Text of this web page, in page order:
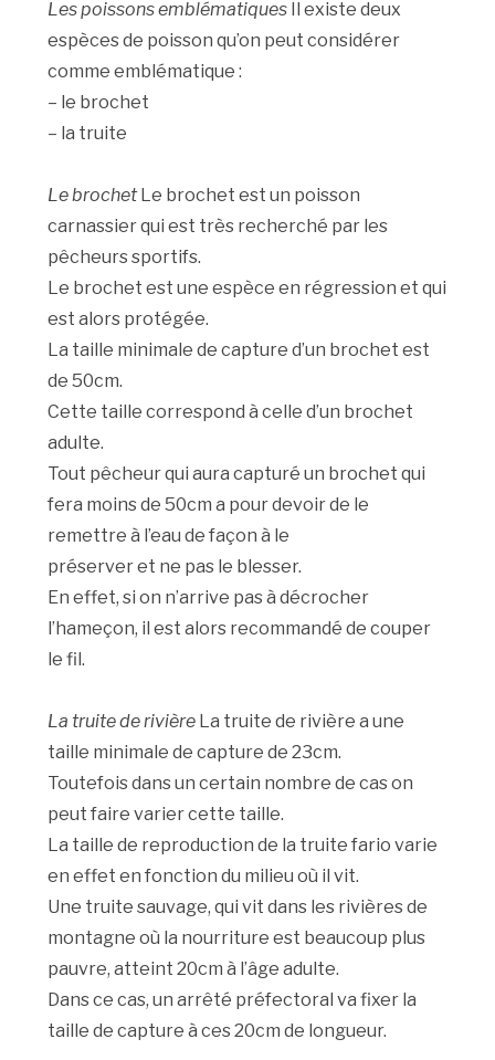
Les poissons emblématiques
Il existe deux
espèces de poisson qu’on peut considérer
comme emblématique :
– le brochet
– la truite
Le brochetLe brochet est un poisson
carnassier qui est très recherché par les
pêcheurs sportifs.
Le brochet est une espèce en régression et qui
est alors protégée.
La taille minimale de capture d’un brochet est
de 50cm.
Cette taille correspond à celle d’un brochet
adulte.
Tout pêcheur qui aura capturé un brochet qui
fera moins de 50cm a pour devoir de le
remettre à l’eau de façon à le
préserver et ne pas le blesser.
En effet, si on n’arrive pas à décrocher
l’hameçon, il est alors recommandé de couper
le fil.
La truite de rivière La truite de rivière a une
taille minimale de capture de 23cm.
Toutefois dans un certain nombre de cas on
peut faire varier cette taille.
La taille de reproduction de la truite fario varie
en effet en fonction du milieu où il vit.
Une truite sauvage, qui vit dans les rivières de
montagne où la nourriture est beaucoup plus
pauvre, atteint 20cm à l’âge adulte.
Dans ce cas, un arrêté préfectoral va fixer la
taille de capture à ces 20cm de longueur.